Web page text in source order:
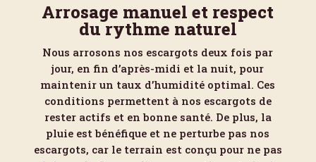
Arrosage manuel et respect
du rythme naturel
Nous arrosons nos escargots deux fois par
jour, en fin d’après-midi et la nuit, pour
maintenir un taux d’humidité optimal. Ces
conditions permettent à nos escargots de
rester actifs et en bonne santé. De plus, la
pluie est bénéfique et ne perturbe pas nos
escargots, car le terrain est conçu pour ne pas